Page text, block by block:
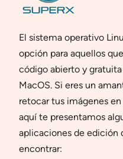
El sistema operativo
opción para aquellos
código abierto y
MacOS. Si eres un
retocar tus imágenes
aquí te presentamos
aplicaciones de edición
encontrar: